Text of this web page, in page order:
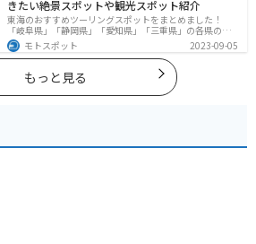
きたい絶景スポットや観光スポット紹介
東海のおすすめツーリングスポットをまとめました！
「岐阜県」「静岡県」「愛知県」「三重県」の各県の観
光地紹介します。自然豊かな山々や湖、温泉地が点在
し、四季折々の景色を楽しめるスポットが多数ありま
す。バイクで東海にツーリングに行く際は参考にしてく
ださい。
モトスポット 2023-09-05
もっと見る